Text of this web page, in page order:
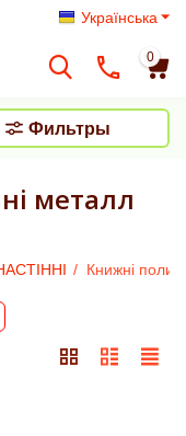
Українська
0
Фильтры
металл
/ Книжні